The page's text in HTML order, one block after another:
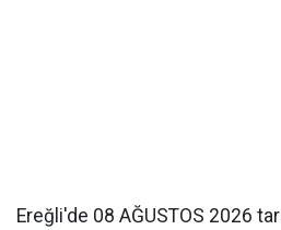
Ereğli'de 08 AĞUSTOS 2026